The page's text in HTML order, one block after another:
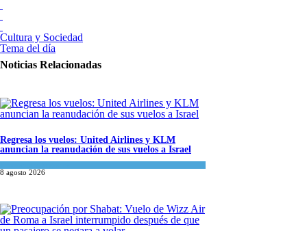
Cultura y Sociedad
Tema del día
Noticias Relacionadas
Regresa los vuelos: United Airlines y KLM
anuncian la reanudación de sus vuelos a Israel
8 agosto 2026